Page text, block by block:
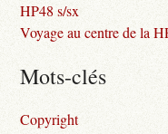
HP48 s/sx
Voyage au centre de la
Mots-clés
Copyright